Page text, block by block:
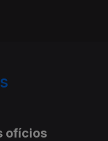
ofícios